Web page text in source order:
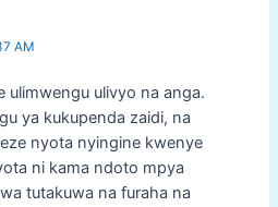
AM
ulimwengu ulivyo na anga.
ya kukupenda zaidi, na
nyota nyingine kwenye
ni kama ndoto mpya
tutakuwa na furaha na